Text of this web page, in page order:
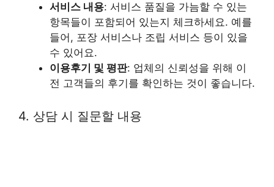
서비스 내용: 서비스 품질을 가늠할 수 있는
항목들이 포함되어 있는지 체크하세요. 예를
들어, 포장 서비스나 조립 서비스 등이 있을
수 있어요.
이용후기 및 평판: 업체의 신뢰성을 위해 이
전 고객들의 후기를 확인하는 것이 좋습니다.
4. 상담 시 질문할 내용